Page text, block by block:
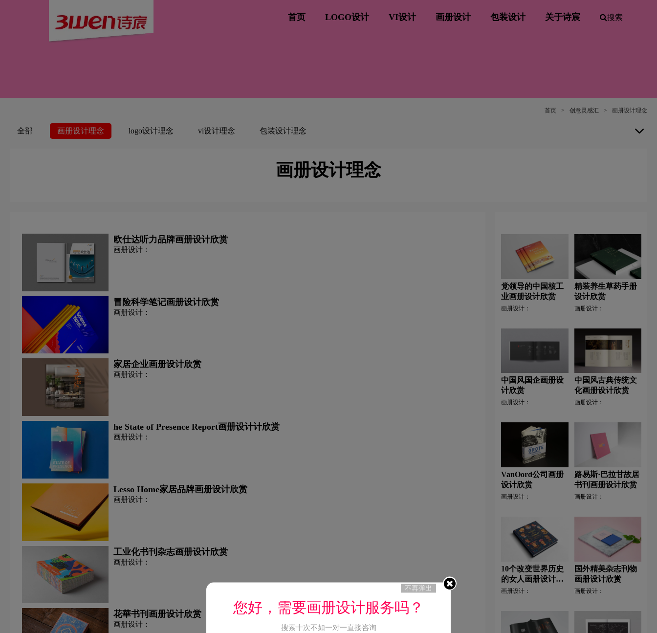
首页 LOGO设计 VI设计 画册设计 包装设计 关于诗宸 搜索
首页 > 创意灵感汇 > 画册设计理念
全部 画册设计理念 logo设计理念 vi设计理念 包装设计理念
画册设计理念
欧仕达听力品牌画册设计欣赏
画册设计：
冒险科学笔记画册设计欣赏
画册设计：
家居企业画册设计欣赏
画册设计：
he State of Presence Report画册设计计欣赏
画册设计：
Lesso Home家居品牌画册设计欣赏
画册设计：
工业化书刊杂志画册设计欣赏
画册设计：
花華书刊画册设计欣赏
画册设计：
党领导的中国核工
业画册设计欣赏
画册设计：
精装养生草药手册
设计欣赏
画册设计：
中国风国企画册设
计欣赏
画册设计：
中国风古典传统文
化画册设计欣赏
画册设计：
VanOord公司画册
设计欣赏
画册设计：
路易斯·巴拉甘故居
书刊画册设计欣赏
画册设计：
10个改变世界历史
的女人画册设计欣
赏
画册设计：
国外精美杂志刊物
画册设计欣赏
画册设计：
不再弹出
您好，需要画册设计服务吗？
搜索十次不如一对一直接咨询